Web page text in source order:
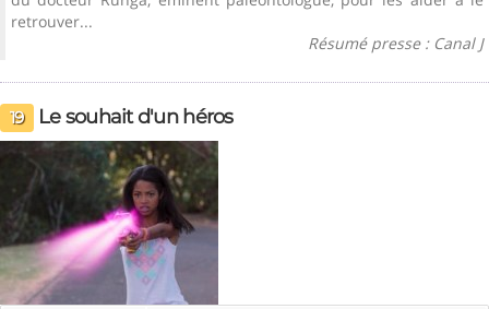
retrouver...
Résumé presse : Canal J
19 Le souhait d'un héros